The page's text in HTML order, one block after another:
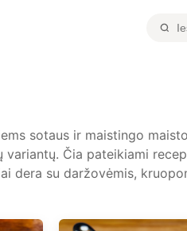
sotaus ir maistingo
Čia pateikiami
dera su daržovėmis,